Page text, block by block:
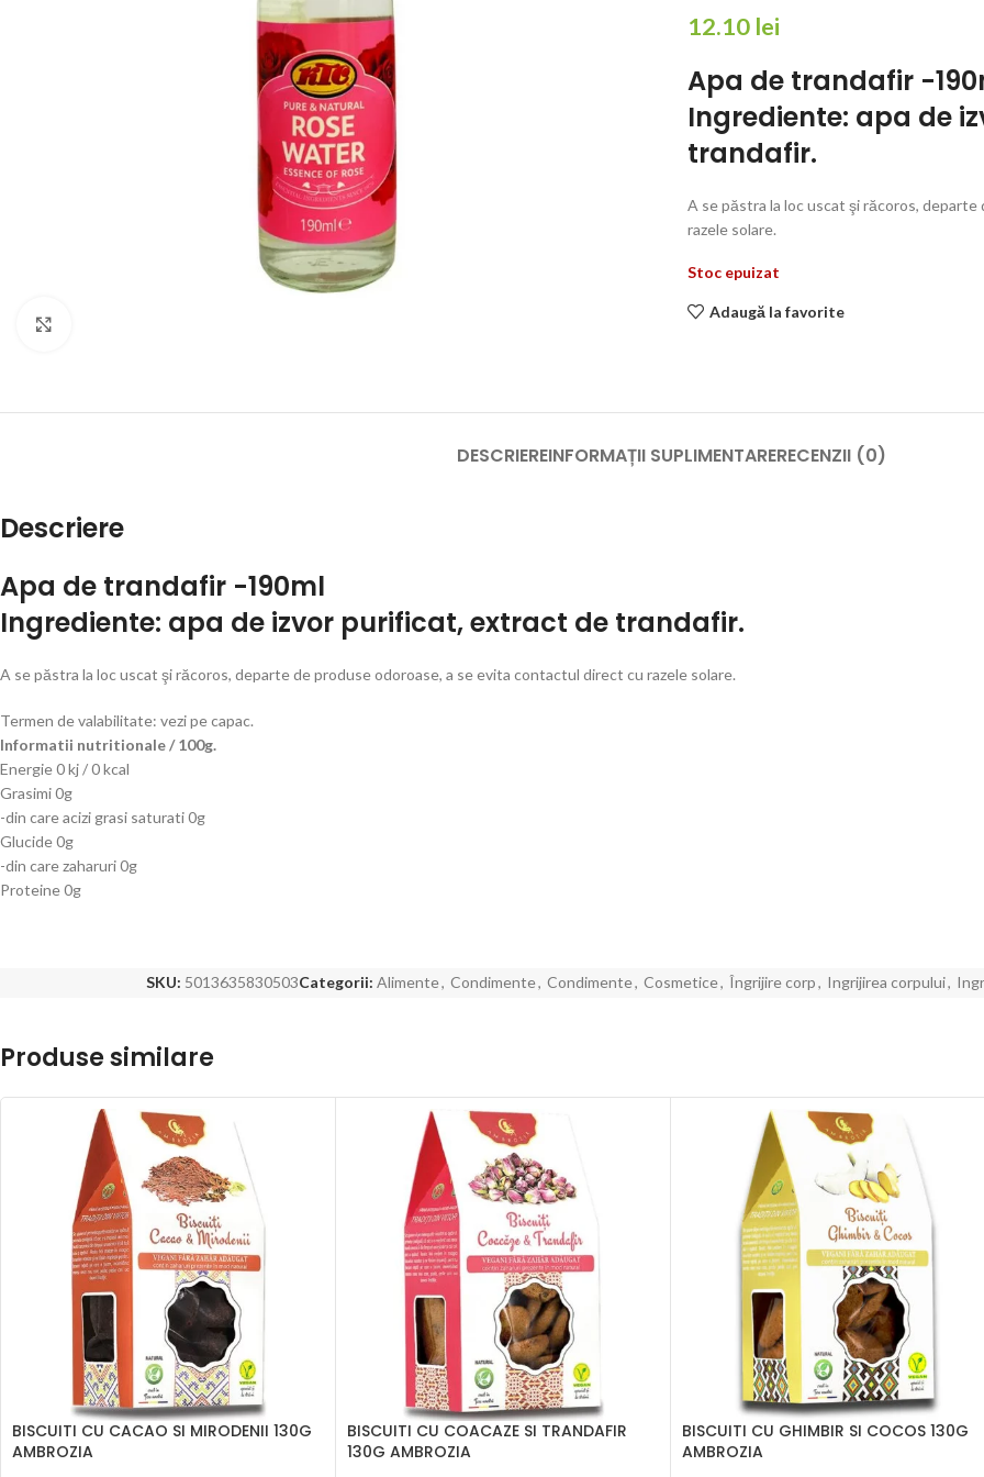
12.10 lei
Apa de trandafir -
Ingrediente: apa de
trandafir.
A se păstra la loc uscat şi răcoros,
razele solare.
Stoc epuizat
Adaugă la favorite
DESCRIEREINFORMAȚII SUPLIMENTARERECENZII (0)
Descriere
Apa de trandafir -190ml
Ingrediente: apa de izvor purificat, extract de trandafir.
A se păstra la loc uscat şi răcoros, departe de produse odoroase, a se evita contactul direct cu razele solare.
Termen de valabilitate: vezi pe capac.
Informatii nutritionale / 100g.
Energie 0 kj / 0 kcal
Grasimi 0g
-din care acizi grasi saturati 0g
Glucide 0g
-din care zaharuri 0g
Proteine 0g
SKU: 5013635830503Categorii: Alimente, Condimente, Condimente, Cosmetice, Îngrijire corp, Ingrijirea corpului,
Produse similare
BISCUITI CU CACAO SI MIRODENII 130G
AMBROZIA
BISCUITI CU COACAZE SI TRANDAFIR
130G AMBROZIA
BISCUITI CU GHIMBIR SI COCOS 130G
AMBROZIA